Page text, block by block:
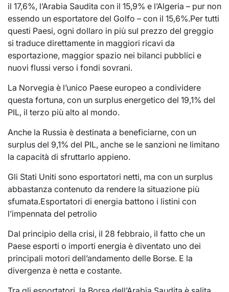
il 17,6%, l’Arabia Saudita con il 15,9% e l’Algeria – pur non
essendo un esportatore del Golfo – con il 15,6%.Per tutti
questi Paesi, ogni dollaro in più sul prezzo del greggio
si traduce direttamente in maggiori ricavi da
esportazione, maggior spazio nei bilanci pubblici e
nuovi flussi verso i fondi sovrani.
La Norvegia è l’unico Paese europeo a condividere
questa fortuna, con un surplus energetico del 19,1% del
PIL, il terzo più alto al mondo.
Anche la Russia è destinata a beneficiarne, con un
surplus del 9,1% del PIL, anche se le sanzioni ne limitano
la capacità di sfruttarlo appieno.
Gli Stati Uniti sono esportatori netti, ma con un surplus
abbastanza contenuto da rendere la situazione più
sfumata.Esportatori di energia battono i listini con
l’impennata del petrolio
Dal principio della crisi, il 28 febbraio, il fatto che un
Paese esporti o importi energia è diventato uno dei
principali motori dell’andamento delle Borse. E la
divergenza è netta e costante.